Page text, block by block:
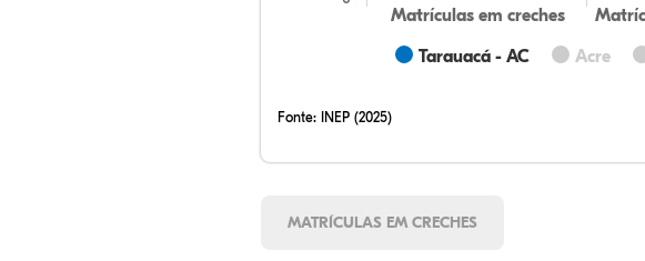
Tarauacá - AC Acre
Matrículas em creches
Fonte: INEP (2025)
MATRÍCULAS EM CRECHES